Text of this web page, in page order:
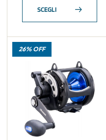
SCEGLI
26% OFF